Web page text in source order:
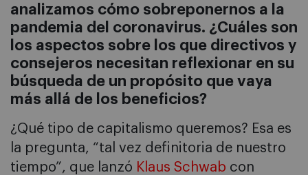
analizamos cómo sobreponernos a la
pandemia del coronavirus. ¿Cuáles son
los aspectos sobre los que directivos y
consejeros necesitan reflexionar en su
búsqueda de un propósito que vaya
más allá de los beneficios?
¿Qué tipo de capitalismo queremos? Esa es
la pregunta, “tal vez definitoria de nuestro
tiempo”, que lanzó Klaus Schwab con